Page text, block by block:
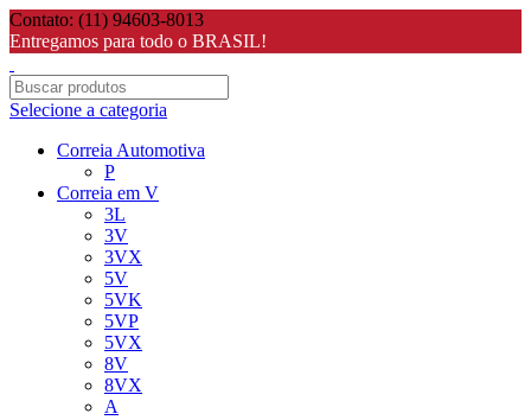
Contato: (11) 94603-8013
Entregamos para todo o BRASIL!
Selecione a categoria
Correia Automotiva
P
Correia em V
3L
3V
3VX
5V
5VK
5VP
5VX
8V
8VX
A